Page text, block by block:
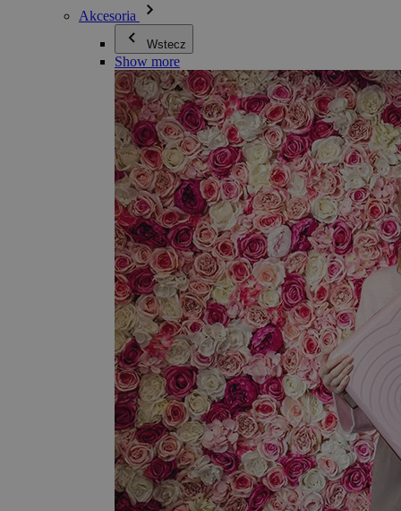
Akcesoria
Wstecz
Show more